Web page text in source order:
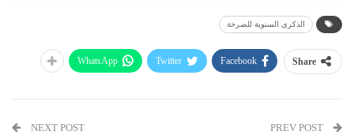
الذكرى السنوية للصرخة
Share
Facebook
Twitter
WhatsApp
NEXT POST